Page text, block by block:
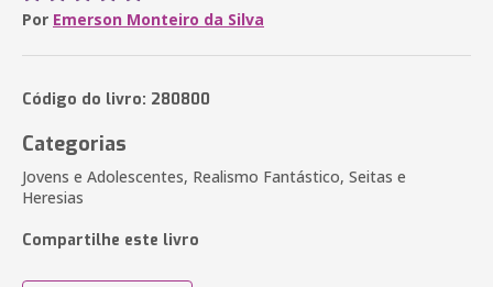
Por Emerson Monteiro da Silva
Código do livro: 280800
Categorias
Jovens e Adolescentes, Realismo Fantástico, Seitas e
Heresias
Compartilhe este livro